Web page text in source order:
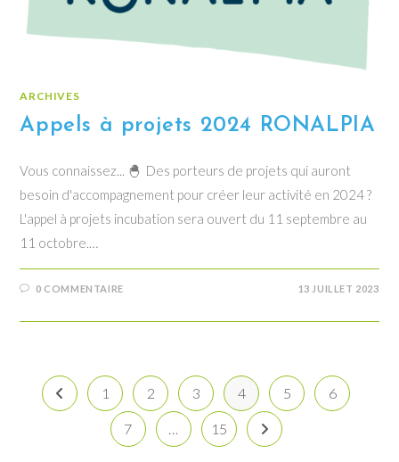
ARCHIVES
Appels à projets 2024 RONALPIA
Vous connaissez... 🐣 Des porteurs de projets qui auront
besoin d'accompagnement pour créer leur activité en 2024 ?
L'appel à projets incubation sera ouvert du 11 septembre au
11 octobre.…
0 COMMENTAIRE 13 JUILLET 2023
Go to the previous page
1 2 3 4 5 6
7 15 Aller à la page suivante